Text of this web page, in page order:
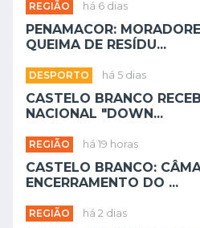
REGIÃO há 6 dias
PENAMACOR:
QUEIMA DE RESÍDU...
DESPORTO há 5 dias
CASTELO BRANCO
NACIONAL "DOWN...
REGIÃO há 19 horas
CASTELO BRANCO:
ENCERRAMENTO DO ...
REGIÃO há 2 dias